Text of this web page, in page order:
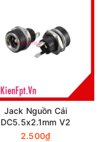
Jack Nguồn Cái
DC5.5x2.1mm V2
2.500₫